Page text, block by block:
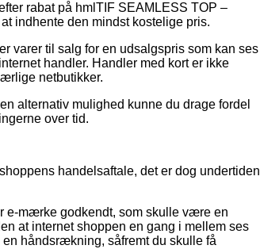
rabat på hmlTIF SEAMLESS TOP –
indhente den mindst kostelige pris.
varer til salg for en udsalgspris som kan ses
handler. Handler med kort er ikke
netbutikker.
alternativ mulighed kunne du drage fordel
over tid.
handelsaftale, det er dog undertiden
e-mærke godkendt, som skulle være en
at internet shoppen en gang i mellem ses
håndsrækning, såfremt du skulle få